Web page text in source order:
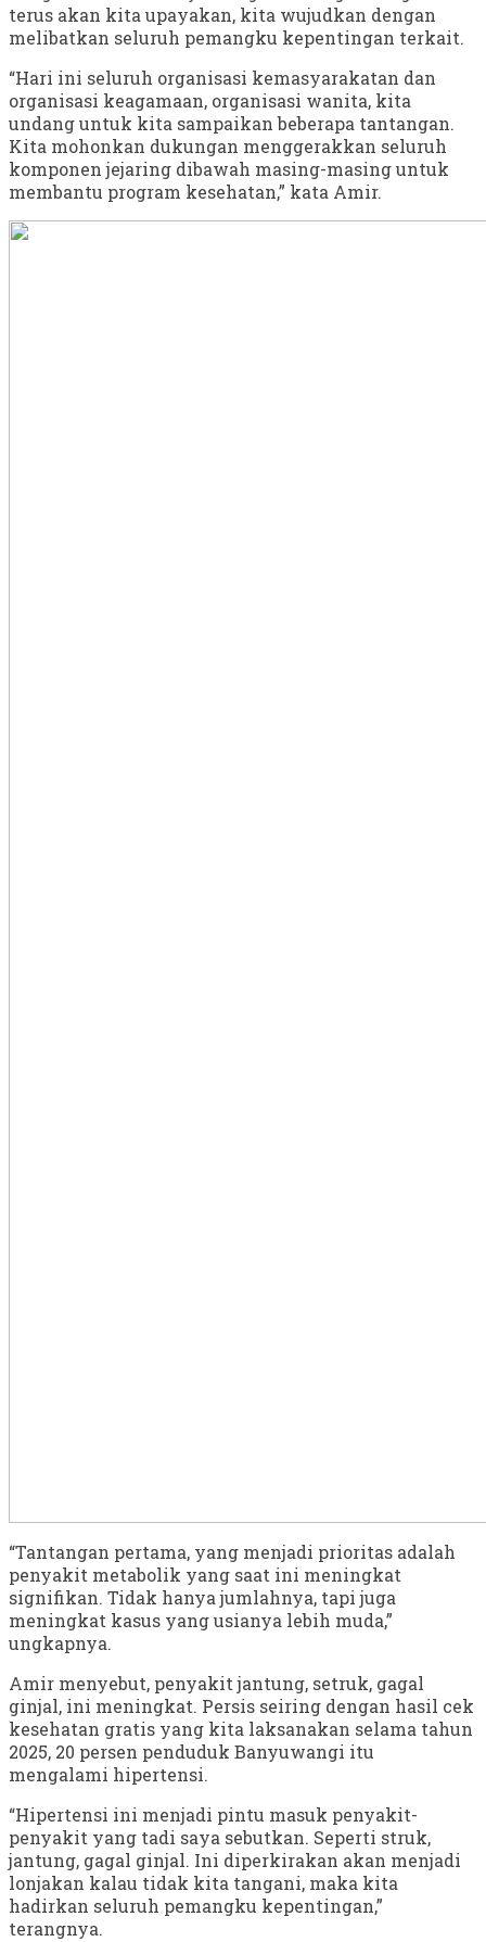
terus akan kita upayakan, kita wujudkan dengan
melibatkan seluruh pemangku kepentingan terkait.
“Hari ini seluruh organisasi kemasyarakatan dan
organisasi keagamaan, organisasi wanita, kita
undang untuk kita sampaikan beberapa tantangan.
Kita mohonkan dukungan menggerakkan seluruh
komponen jejaring dibawah masing-masing untuk
membantu program kesehatan,” kata Amir.
“Tantangan pertama, yang menjadi prioritas adalah
penyakit metabolik yang saat ini meningkat
signifikan. Tidak hanya jumlahnya, tapi juga
meningkat kasus yang usianya lebih muda,”
ungkapnya.
Amir menyebut, penyakit jantung, setruk, gagal
ginjal, ini meningkat. Persis seiring dengan hasil cek
kesehatan gratis yang kita laksanakan selama tahun
2025, 20 persen penduduk Banyuwangi itu
mengalami hipertensi.
“Hipertensi ini menjadi pintu masuk penyakit-
penyakit yang tadi saya sebutkan. Seperti struk,
jantung, gagal ginjal. Ini diperkirakan akan menjadi
lonjakan kalau tidak kita tangani, maka kita
hadirkan seluruh pemangku kepentingan,”
terangnya.